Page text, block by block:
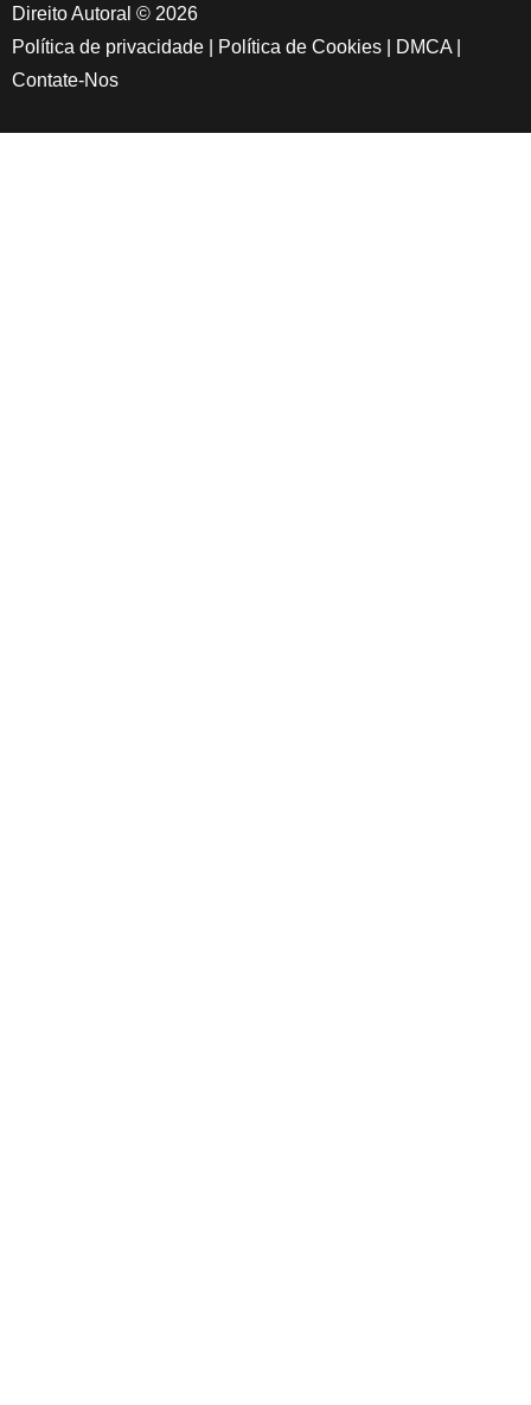
Direito Autoral © 2026
Política de privacidade
Política de Cookies DMCA
Contate-Nos